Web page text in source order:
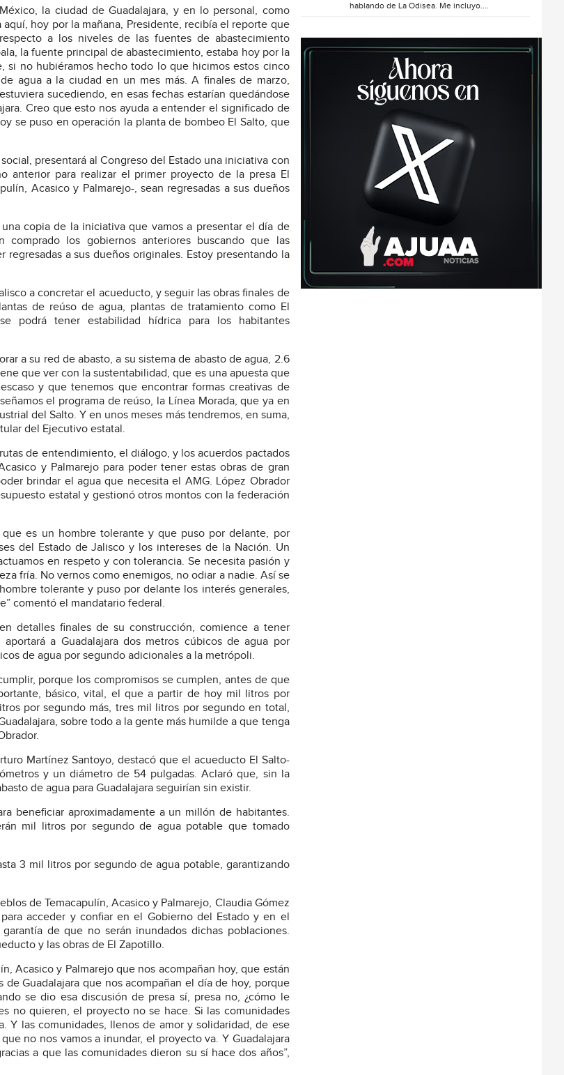
la ciudad de Guadalajara, y en lo personal, como
hoy por la mañana, Presidente, recibía el reporte que
a los niveles de las fuentes de abastecimiento
la fuente principal de abastecimiento, estaba hoy por la
si no hubiéramos hecho todo lo que hicimos estos cinco
agua a la ciudad en un mes más. A finales de marzo,
sucediendo, en esas fechas estarían quedándose
Creo que esto nos ayuda a entender el significado de
se puso en operación la planta de bombeo El Salto, que
presentará al Congreso del Estado una iniciativa con
anterior para realizar el primer proyecto de la presa El
Acasico y Palmarejo-, sean regresadas a sus dueños
copia de la iniciativa que vamos a presentar el día de
los gobiernos anteriores buscando que las
a sus dueños originales. Estoy presentando la
a concretar el acueducto, y seguir las obras finales de
de reúso de agua, plantas de tratamiento como El
podrá tener estabilidad hídrica para los habitantes
a su red de abasto, a su sistema de abasto de agua, 2.6
que ver con la sustentabilidad, que es una apuesta que
y que tenemos que encontrar formas creativas de
el programa de reúso, la Línea Morada, que ya en
del Salto. Y en unos meses más tendremos, en suma,
del Ejecutivo estatal.
de entendimiento, el diálogo, y los acuerdos pactados
y Palmarejo para poder tener estas obras de gran
brindar el agua que necesita el AMG. López Obrador
estatal y gestionó otros montos con la federación
es un hombre tolerante y que puso por delante, por
del Estado de Jalisco y los intereses de la Nación. Un
en respeto y con tolerancia. Se necesita pasión y
fría. No vernos como enemigos, no odiar a nadie. Así se
tolerante y puso por delante los interés generales,
comentó el mandatario federal.
detalles finales de su construcción, comience a tener
a Guadalajara dos metros cúbicos de agua por
de agua por segundo adicionales a la metrópoli.
porque los compromisos se cumplen, antes de que
básico, vital, el que a partir de hoy mil litros por
por segundo más, tres mil litros por segundo en total,
sobre todo a la gente más humilde a que tenga
Martínez Santoyo, destacó que el acueducto El Salto-
y un diámetro de 54 pulgadas. Aclaró que, sin la
de agua para Guadalajara seguirían sin existir.
beneficiar aproximadamente a un millón de habitantes.
mil litros por segundo de agua potable que tomado
3 mil litros por segundo de agua potable, garantizando
de Temacapulín, Acasico y Palmarejo, Claudia Gómez
acceder y confiar en el Gobierno del Estado y en el
de que no serán inundados dichas poblaciones.
y las obras de El Zapotillo.
Acasico y Palmarejo que nos acompañan hoy, que están
Guadalajara que nos acompañan el día de hoy, porque
se dio esa discusión de presa sí, presa no, ¿cómo le
no quieren, el proyecto no se hace. Si las comunidades
Y las comunidades, llenos de amor y solidaridad, de ese
no nos vamos a inundar, el proyecto va. Y Guadalajara
a que las comunidades dieron su sí hace dos años”,
hablando de La Odisea. Me incluyo....